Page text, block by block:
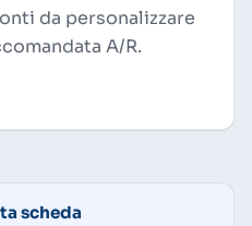
da personalizzare
A/R.
scheda